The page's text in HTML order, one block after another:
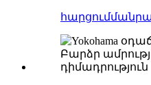
հարցում